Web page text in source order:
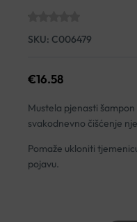
SKU: C006479
€16.58
Mustela pjenasti
svakodnevno čišćenje
Pomaže ukloniti
pojavu.